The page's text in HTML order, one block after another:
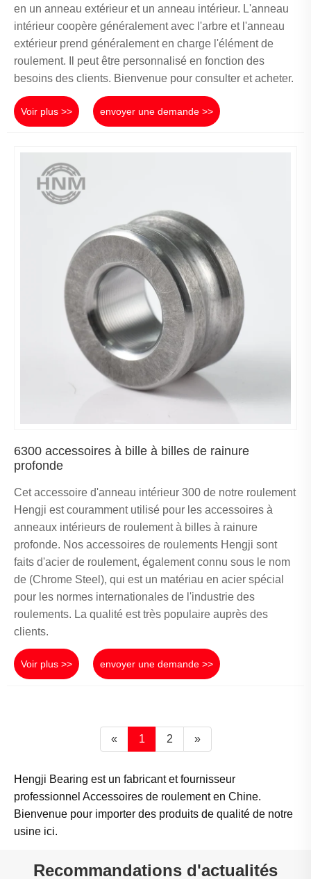
en un anneau extérieur et un anneau intérieur. L'anneau
intérieur coopère généralement avec l'arbre et l'anneau
extérieur prend généralement en charge l'élément de
roulement. Il peut être personnalisé en fonction des
besoins des clients. Bienvenue pour consulter et acheter.
Voir plus >> envoyer une demande >>
6300 accessoires à bille à billes de rainure
profonde
Cet accessoire d'anneau intérieur 300 de notre roulement
Hengji est couramment utilisé pour les accessoires à
anneaux intérieurs de roulement à billes à rainure
profonde. Nos accessoires de roulements Hengji sont
faits d'acier de roulement, également connu sous le nom
de (Chrome Steel), qui est un matériau en acier spécial
pour les normes internationales de l'industrie des
roulements. La qualité est très populaire auprès des
clients.
Voir plus >> envoyer une demande >>
« 1 2 »
Hengji Bearing est un fabricant et fournisseur
professionnel Accessoires de roulement en Chine.
Bienvenue pour importer des produits de qualité de notre
usine ici.
Recommandations d'actualités